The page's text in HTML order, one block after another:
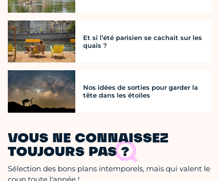
Et si l’été parisien se cachait sur les
quais ?
Nos idées de sorties pour garder la
tête dans les étoiles
VOUS NE CONNAISSEZ
TOUJOURS PAS ?
Sélection des bons plans intemporels, mais qui valent le
coup toute l'année !